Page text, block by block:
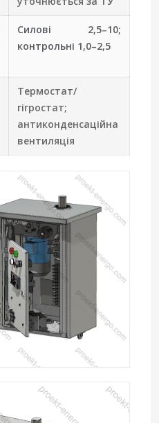
Силові 2,5–10;
контрольні 1,0–2,5
Термостат/
гігростат;
антиконденсаційна
вентиляція